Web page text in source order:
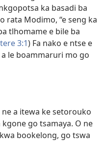
ka basadi ba
rata Modimo, “e seng ka
tlhomame e bile ba
3:1) Fa nako e ntse e
le boammaruri mo go
a itewa ke setorouko
go tsamaya. O ne
bookelong, go tswa